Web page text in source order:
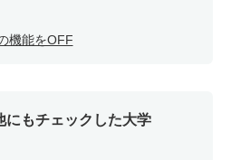
機能をOFF
にもチェックした大学